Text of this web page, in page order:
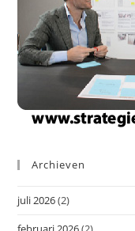
Archieven
juli 2026(2)